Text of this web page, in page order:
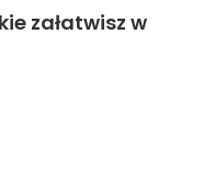
załatwisz w